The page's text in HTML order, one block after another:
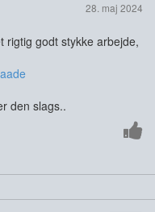
28. maj 2024
rigtig godt stykke arbejde,
den slags..